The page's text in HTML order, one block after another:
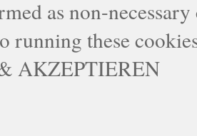
as non-
running these
AKZEPTIEREN